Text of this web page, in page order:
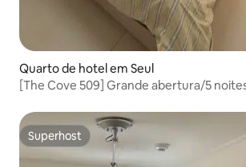
Quarto de hotel em Seul
[The Cove 509] Grande abertura/5
minutos/Armazenamento de bagagem/
estadias prolongadas/Desconto para
Superhost
Superhost